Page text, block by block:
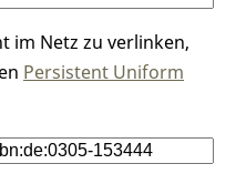
im Netz zu verlinken,
Persistent Uniform